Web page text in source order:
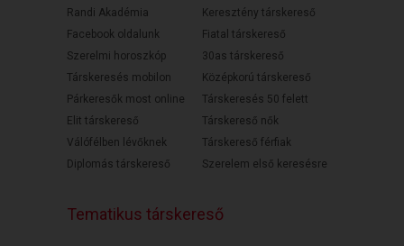
Randi Akadémia
Facebook oldalunk
Szerelmi horoszkóp
Társkeresés mobilon
Párkeresők most online
Elit társkereső
Válófélben lévőknek
Diplomás társkereső
Keresztény társkereső
Fiatal társkereső
30as társkereső
Középkorú társkereső
Társkeresés 50 felett
Társkereső nők
Társkereső férfiak
Szerelem első keresésre
Tematikus társkereső